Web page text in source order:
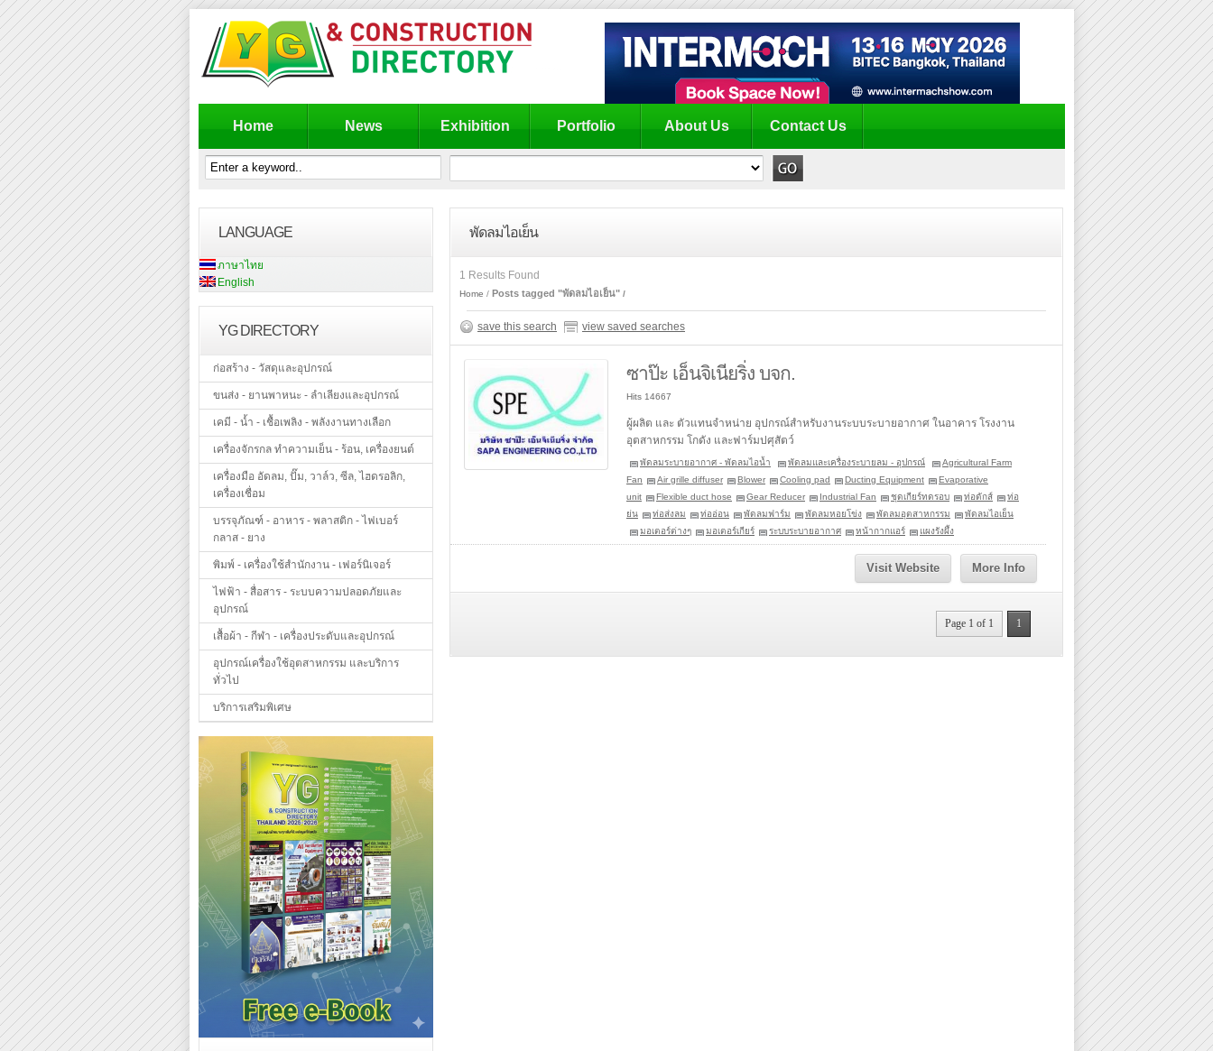
Home News Exhibition Portfolio About Us Contact Us
LANGUAGE
ภาษาไทย
English
YG DIRECTORY
ก่อสร้าง - วัสดุและอุปกรณ์
ขนส่ง - ยานพาหนะ - ลำเลียงและอุปกรณ์
เคมี - น้ำ - เชื้อเพลิง - พลังงานทางเลือก
เครื่องจักรกล ทำความเย็น - ร้อน, เครื่องยนต์
เครื่องมือ อัดลม, ปั๊ม, วาล์ว, ซีล, ไฮดรอลิก,
เครื่องเชื่อม
บรรจุภัณฑ์ - อาหาร - พลาสติก - ไฟเบอร์
กลาส - ยาง
พิมพ์ - เครื่องใช้สำนักงาน - เฟอร์นิเจอร์
ไฟฟ้า - สื่อสาร - ระบบความปลอดภัยและ
อุปกรณ์
เสื้อผ้า - กีฬา - เครื่องประดับและอุปกรณ์
อุปกรณ์เครื่องใช้อุตสาหกรรม และบริการ
ทั่วไป
บริการเสริมพิเศษ
พัดลมไอเย็น
1 Results Found
Home Posts tagged "พัดลมไอเย็น"
save this search view saved searches
ซาป๊ะ เอ็นจิเนียริ่ง บจก.
Hits 14667
ผู้ผลิต และ ตัวแทนจำหน่าย อุปกรณ์สำหรับงานระบบระบายอากาศ ในอาคาร โรงงาน
อุตสาหกรรม โกดัง และฟาร์มปศุสัตว์
พัดลมระบายอากาศ - พัดลมไอน้ำ พัดลมและเครื่องระบายลม - อุปกรณ์
Agricultural Farm
Fan
Air grille diffuser Blower Cooling pad Ducting Equipment
Evaporative
unit
Flexible duct hose Gear Reducer Industrial Fan ชุดเกียร์ทดรอบ ท่อดักส์
ท่อ
ย่น
ท่อส่งลม ท่ออ่อน พัดลมฟาร์ม พัดลมหอยโข่ง พัดลมอุตสาหกรรม
พัดลมไอเย็น
มอเตอร์ต่างๆ
มอเตอร์เกียร์ ระบบระบายอากาศ หน้ากากแอร์ แผงรังผึ้ง
More Info
Visit Website
Page 1 of 1 1